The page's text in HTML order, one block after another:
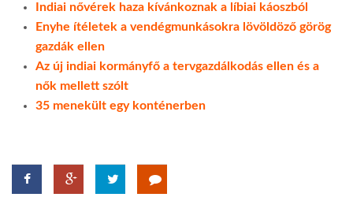
Indiai nővérek haza kívánkoznak a líbiai káoszból
Enyhe ítéletek a vendégmunkásokra lövöldöző görög
gazdák ellen
Az új indiai kormányfő a tervgazdálkodás ellen és a
nők mellett szólt
35 menekült egy konténerben